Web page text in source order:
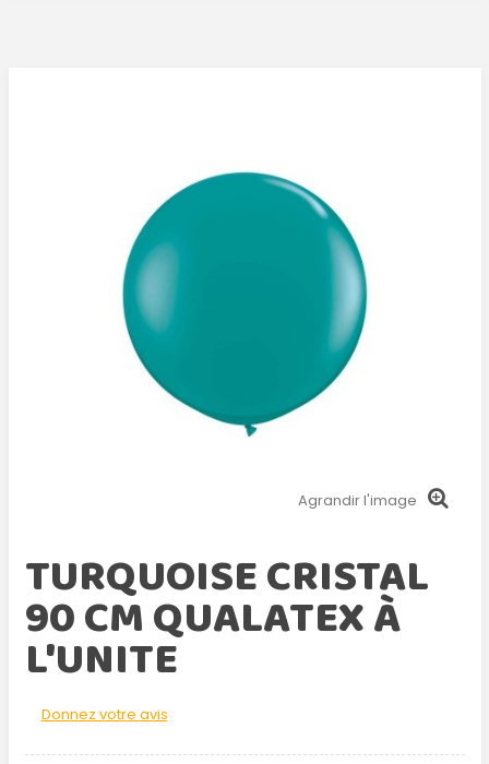
Agrandir l'image
TURQUOISE CRISTAL
90 CM QUALATEX À
L'UNITE
Donnez votre avis